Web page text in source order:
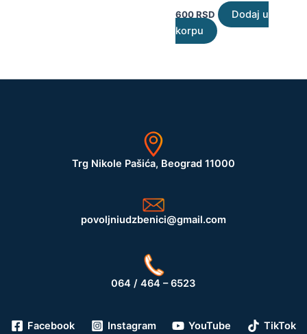
600RSD
Dodaj u
korpu
Trg Nikole Pašića, Beograd 11000
povoljniudzbenici@gmail.com
064 / 464 – 6523
Facebook Instagram YouTube TikTok